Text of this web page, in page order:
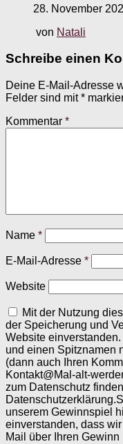
28. November
von Natali
Schreibe einen
Deine E-Mail-Adresse
Felder sind mit*
Kommentar *
Name *
E-Mail-Adresse *
Website
Mit der Nutzung
der Speicherung und
Website
und einen Spitznamen
(dann auch Ihren
Kontakt@Mal-alt-
zum Datenschutz
unserem Gewinnspiel
einverstanden, dass
Mail über Ihren